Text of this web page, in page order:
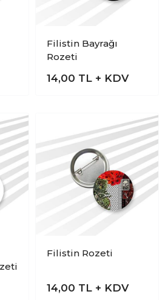
Filistin Bayrağı
Rozeti
14,00 TL + KDV
Filistin Rozeti
14,00 TL + KDV